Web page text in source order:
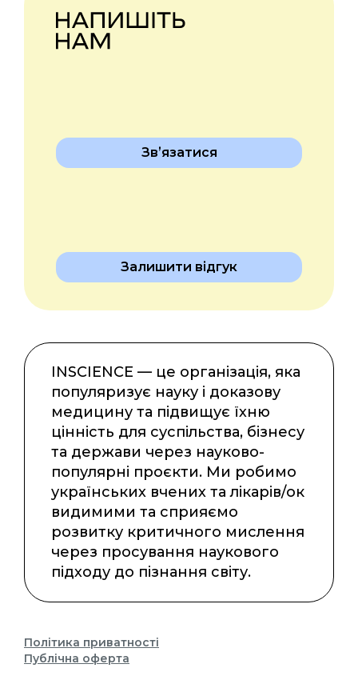
Звʼязатися
Залишити відгук
INSCIENCE — це організація, яка
популяризує науку і доказову
медицину та підвищує їхню
цінність для суспільства, бізнесу
та держави через науково-
популярні проєкти. Ми робимо
українських вчених та лікарів/ок
видимими та сприяємо
розвитку критичного мислення
через просування наукового
підходу до пізнання світу.
Політика приватності
Публічна оферта